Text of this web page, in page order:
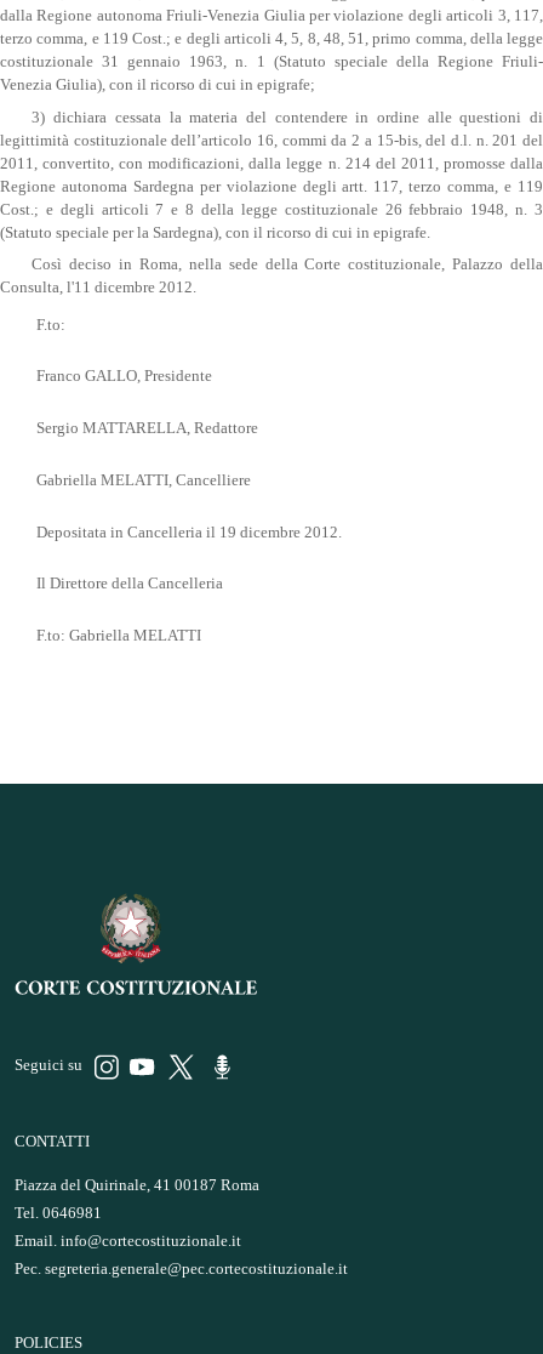
dalla Regione autonoma Friuli-Venezia Giulia per violazione degli articoli 3, 117,
terzo comma, e 119 Cost.; e degli articoli 4, 5, 8, 48, 51, primo comma, della legge
costituzionale 31 gennaio 1963, n. 1 (Statuto speciale della Regione Friuli-
Venezia Giulia), con il ricorso di cui in epigrafe;
3) dichiara cessata la materia del contendere in ordine alle questioni di
legittimità costituzionale dell’articolo 16, commi da 2 a 15-bis, del d.l. n. 201 del
2011, convertito, con modificazioni, dalla legge n. 214 del 2011, promosse dalla
Regione autonoma Sardegna per violazione degli artt. 117, terzo comma, e 119
Cost.; e degli articoli 7 e 8 della legge costituzionale 26 febbraio 1948, n. 3
(Statuto speciale per la Sardegna), con il ricorso di cui in epigrafe.
Così deciso in Roma, nella sede della Corte costituzionale, Palazzo della
Consulta, l'11 dicembre 2012.
F.to:
Franco GALLO, Presidente
Sergio MATTARELLA, Redattore
Gabriella MELATTI, Cancelliere
Depositata in Cancelleria il 19 dicembre 2012.
Il Direttore della Cancelleria
F.to: Gabriella MELATTI
Seguici su
CONTATTI
Piazza del Quirinale, 41 00187 Roma
Tel. 0646981
Email. info@cortecostituzionale.it
Pec. segreteria.generale@pec.cortecostituzionale.it
POLICIES